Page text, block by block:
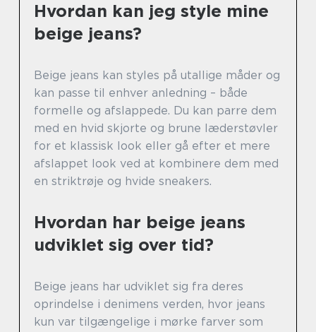
Hvordan kan jeg style mine
beige jeans?
Beige jeans kan styles på utallige måder og
kan passe til enhver anledning – både
formelle og afslappede. Du kan parre dem
med en hvid skjorte og brune læderstøvler
for et klassisk look eller gå efter et mere
afslappet look ved at kombinere dem med
en striktrøje og hvide sneakers.
Hvordan har beige jeans
udviklet sig over tid?
Beige jeans har udviklet sig fra deres
oprindelse i denimens verden, hvor jeans
kun var tilgængelige i mørke farver som